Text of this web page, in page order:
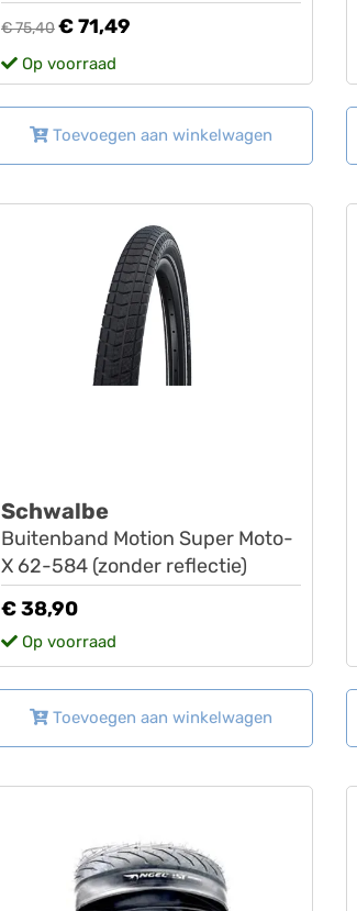
€ 75,40€ 71,49
Op voorraad
Toevoegen aan winkelwagen
Schwalbe
Buitenband Motion Super Moto-
X 62-584 (zonder reflectie)
€ 38,90
Op voorraad
Toevoegen aan winkelwagen